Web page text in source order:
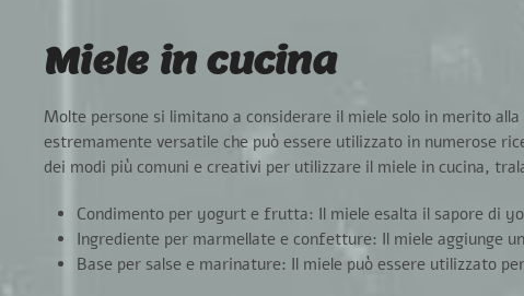
Miele in cucina
Molte persone si limitano a considerare il miele solo in merito
estremamente versatile che può essere utilizzato in numerose
dei modi più comuni e creativi per utilizzare il miele in cucina,
Condimento per yogurt e frutta: Il miele esalta il sapore di
Ingrediente per marmellate e confetture: Il miele aggiunge
Base per salse e marinature: Il miele può essere utilizzato